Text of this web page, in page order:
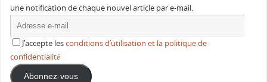
une notification de chaque nouvel article par e-mail.
J’accepte lesconditions d’utilisation et la politique de
confidentialité
Abonnez-vous